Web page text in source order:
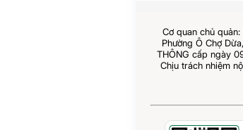
Cơ quan chủ
Phường Ô Chợ
THÔNG cấp ngày
Chịu trách nhiệm